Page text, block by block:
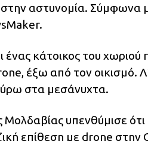
αστυνομία. Σύμφωνα
ένας κάτοικος του
έξω από τον οικισμό.
στα μεσάνυχτα.
υπενθύμισε ότι
επίθεση με drone